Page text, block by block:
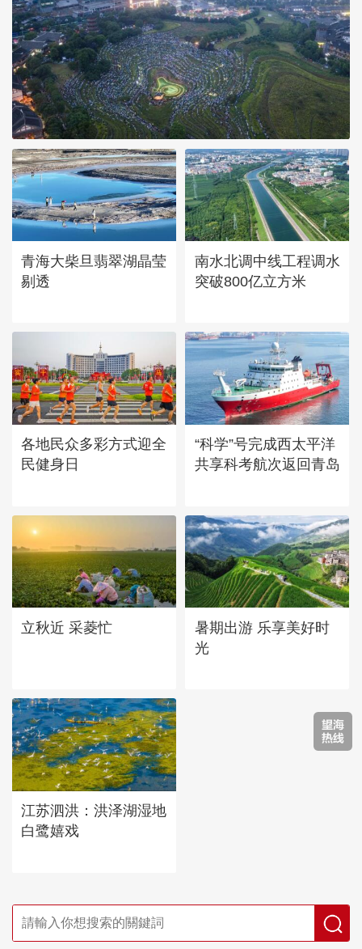
“大地指纹”奏响夏夜文旅乐
章
青海大柴旦翡翠湖晶莹
剔透
南水北调中线工程调水
突破800亿立方米
各地民众多彩方式迎全
民健身日
“科学”号完成西太平洋
共享科考航次返回青岛
立秋近 采菱忙
暑期出游 乐享美好时
光
江苏泗洪：洪泽湖湿地
白鹭嬉戏